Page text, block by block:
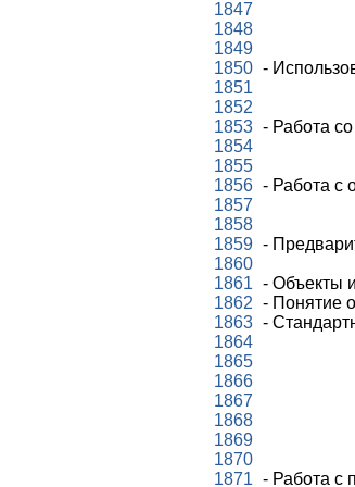
1847
1848
1849
1850 -
1851
1852
1853 - Работа
1854
1855
1856 - Работа с
1857
1858
1859 -
1860
1861 - Объекты
1862 - Понятие
1863 -
1864
1865
1866
1867
1868
1869
1870
1871 - Работа с